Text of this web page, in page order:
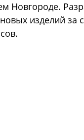
Новгороде.
изделий за